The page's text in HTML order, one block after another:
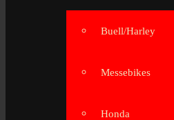
Buell/Harley
Messebikes
Honda